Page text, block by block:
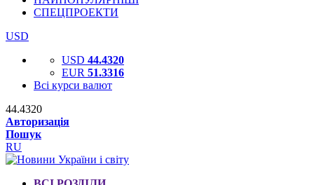
СПЕЦПРОЕКТИ
USD
USD 44.4320
EUR 51.3316
Всі курси валют
44.4320
Авторизація
Пошук
RU